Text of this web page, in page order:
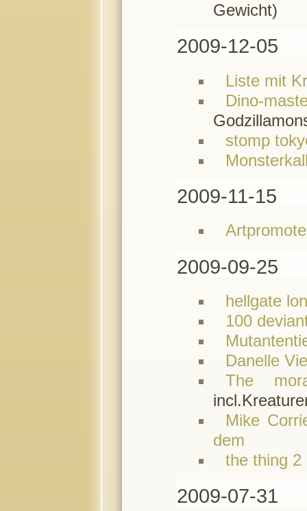
Gewicht)
2009-12-05
Liste mit
Dino-
stomp
2009-11-15
2009-09-25
hellgate
100
Danelle
The
Mike
dem
the thing 2
2009-07-31